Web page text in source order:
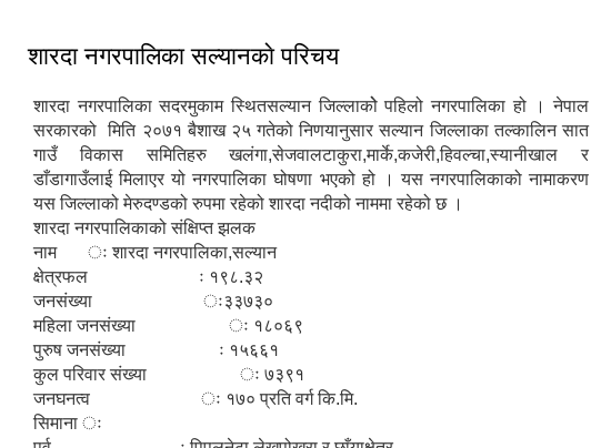
शारदा नगरपालिका सल्यानकाे परिचय
शारदा नगरपालिका सदरमुकाम स्थितसल्यान जिल्लाकोे पहिलो नगरपालिका हो । नेपाल
सरकारको मिति २०७१ बैशाख २५ गतेको निणयानुसार सल्यान जिल्लाका तल्कालिन सात
गाउँ विकास समितिहरु खलंगा,सेजवालटाकुरा,मार्के,कजेरी,हिवल्चा,स्यानीखाल र
डाँडागाउँलाई मिलाएर यो नगरपालिका घोषणा भएको हो । यस नगरपालिकाको नामाकरण
यस जिल्लाको मेरुदण्डको रुपमा रहेको शारदा नदीको नाममा रहेको छ ।
शारदा नगरपालिकाको संक्षिप्त झलक
नाम ः शारदा नगरपालिका,सल्यान
क्षेत्रफल ः १९८.३२
जनसंख्या ः३३७३०
महिला जनसंख्या ः १८०६९
पुरुष जनसंख्या ः १५६६१
कुल परिवार संख्या ः ७३९१
जनघनत्व ः १७० प्रति वर्ग कि.मि.
सिमाना ः